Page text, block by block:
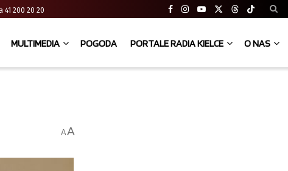
41 200 20 20
MULTIMEDIA POGODA PORTALE RADIA KIELCE O NAS
AA